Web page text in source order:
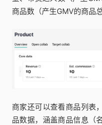
商品数（产生GMV的商品
商家还可以查看商品列表
品数据，涵盖商品信息（